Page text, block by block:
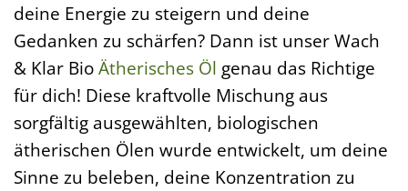
deine Energie zu steigern und deine
Gedanken zu schärfen? Dann ist unser Wach
& Klar BioÄtherisches Öl genau das Richtige
für dich! Diese kraftvolle Mischung aus
sorgfältig ausgewählten, biologischen
ätherischen Ölen wurde entwickelt, um deine
Sinne zu beleben, deine Konzentration zu